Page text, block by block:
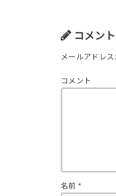
コメン
メールアドレ
コメント
名前*